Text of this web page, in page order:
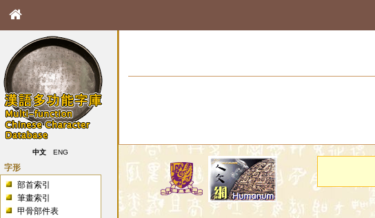
中文 ENG
字形
部首索引
筆畫索引
甲骨部件表